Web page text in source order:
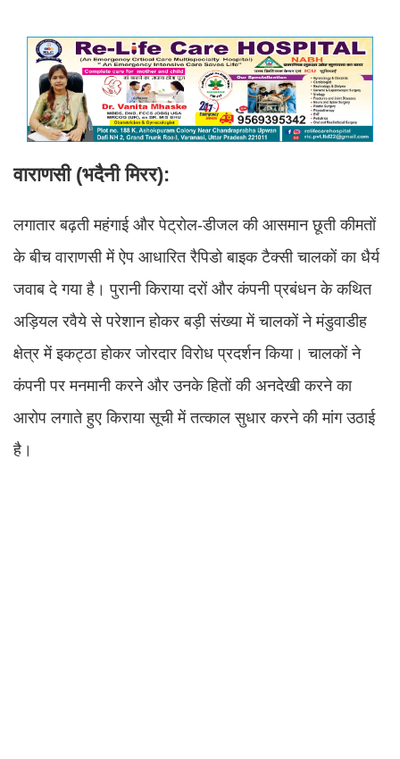
वाराणसी (भदैनी मिरर):
लगातार बढ़ती महंगाई और पेट्रोल-डीजल की आसमान छूती कीमतों
के बीच वाराणसी में ऐप आधारित रैपिडो बाइक टैक्सी चालकों का धैर्य
जवाब दे गया है। पुरानी किराया दरों और कंपनी प्रबंधन के कथित
अड़ियल रवैये से परेशान होकर बड़ी संख्या में चालकों ने मंडुवाडीह
क्षेत्र में इकट्ठा होकर जोरदार विरोध प्रदर्शन किया। चालकों ने
कंपनी पर मनमानी करने और उनके हितों की अनदेखी करने का
आरोप लगाते हुए किराया सूची में तत्काल सुधार करने की मांग उठाई
है।